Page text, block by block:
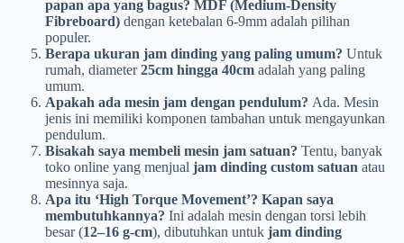
papan apa yang bagus? MDF (Medium-Density
Fibreboard) dengan ketebalan 6-9mm adalah pilihan
populer.
Berapa ukuran jam dinding yang paling umum? Untuk
rumah, diameter25cm hingga 40cm adalah yang paling
umum.
Apakah ada mesin jam dengan pendulum? Ada. Mesin
jenis ini memiliki komponen tambahan untuk mengayunkan
pendulum.
Bisakah saya membeli mesin jam satuan? Tentu, banyak
toko online yang menjual jam dinding custom satuan atau
mesinnya saja.
Apa itu ‘High Torque Movement’? Kapan saya
membutuhkannya? Ini adalah mesin dengan torsi lebih
besar (12–16 g-cm), dibutuhkan untuk jam dinding